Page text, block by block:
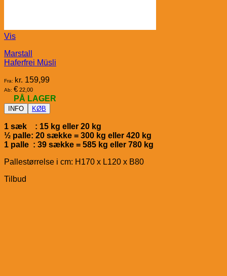
Vis
Marstall
Haferfrei Müsli
Fra: kr. 159,99
Ab: € 22,00
PÅ LAGER
INFO KØB
1 sæk : 15 kg eller 20 kg
½ palle: 20 sække = 300 kg eller 420 kg
1 palle : 39 sække = 585 kg eller 780 kg
Pallestørrelse i cm: H170 x L120 x B80
Tilbud